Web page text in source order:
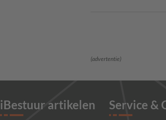
(advertentie)
iBestuur artikelen Service &